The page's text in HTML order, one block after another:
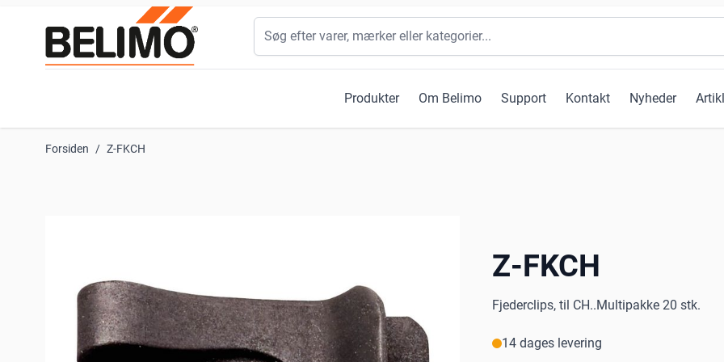
Produkter Om Belimo Support Kontakt Nyheder
Søg
Forsiden / Z-FKCH
Z-FKCH
Fjederclips, til CH..Multipakke 20 stk.
14 dages levering